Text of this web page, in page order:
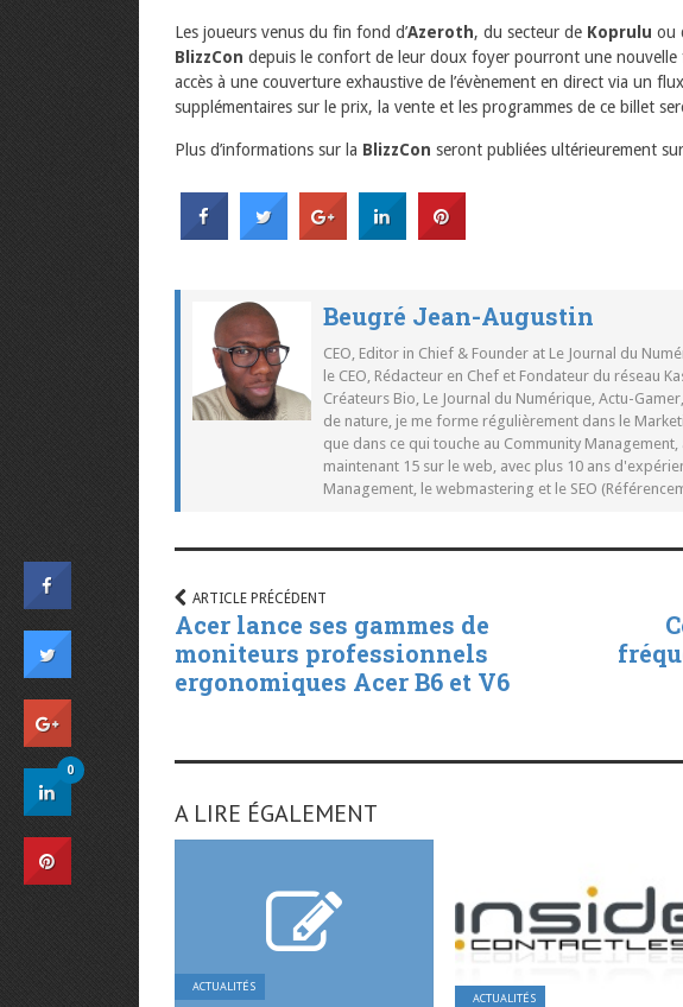
Les joueurs venus du fin fond d’Azeroth, du secteur de Koprulu ou
BlizzCon depuis le confort de leur doux foyer pourront une
accès à une couverture exhaustive de l’évènement en direct via un
supplémentaires sur le prix, la vente et les programmes de ce billet
Plus d’informations sur la BlizzCon seront publiées ultérieurement
Beugré Jean-Augustin
CEO, Editor in Chief & Founder at Le Journal du
le CEO, Rédacteur en Chef et Fondateur du réseau
Créateurs Bio, Le Journal du Numérique, Actu-
de nature, je me forme régulièrement dans le
que dans ce qui touche au Community
maintenant 15 sur le web, avec plus 10 ans
Management, le webmastering et le SEO
ARTICLE PRÉCÉDENT
Acer lance ses gammes de
moniteurs professionnels
ergonomiques Acer B6 et V6
A LIRE ÉGALEMENT
ACTUALITÉS
ACTUALITÉS
0